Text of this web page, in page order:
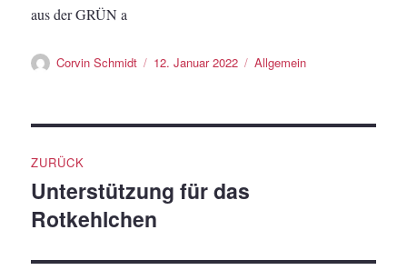
aus der GRÜN a
Autor
Corvin Schmidt
Veröffentlicht
12. Januar 2022 Kategorien
Allgemein
ZURÜCK
Vorheriger
Beitrag:
Unterstützung für das
Rotkehlchen